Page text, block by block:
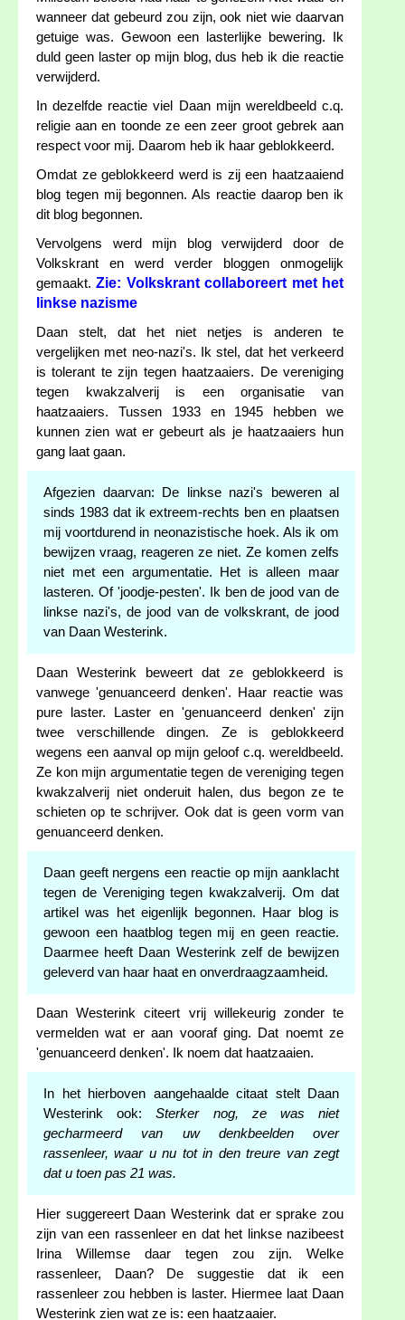
wanneer dat gebeurd zou zijn, ook niet wie daarvan
getuige was. Gewoon een lasterlijke bewering. Ik
duld geen laster op mijn blog, dus heb ik die reactie
verwijderd.
In dezelfde reactie viel Daan mijn wereldbeeld c.q.
religie aan en toonde ze een zeer groot gebrek aan
respect voor mij. Daarom heb ik haar geblokkeerd.
Omdat ze geblokkeerd werd is zij een haatzaaiend
blog tegen mij begonnen. Als reactie daarop ben ik
dit blog begonnen.
Vervolgens werd mijn blog verwijderd door de
Volkskrant en werd verder bloggen onmogelijk
gemaakt.Zie: Volkskrant collaboreert met het
linkse nazisme
Daan stelt, dat het niet netjes is anderen te
vergelijken met neo-nazi's. Ik stel, dat het verkeerd
is tolerant te zijn tegen haatzaaiers. De vereniging
tegen kwakzalverij is een organisatie van
haatzaaiers. Tussen 1933 en 1945 hebben we
kunnen zien wat er gebeurt als je haatzaaiers hun
gang laat gaan.
Afgezien daarvan: De linkse nazi's beweren al
sinds 1983 dat ik extreem-rechts ben en plaatsen
mij voortdurend in neonazistische hoek. Als ik om
bewijzen vraag, reageren ze niet. Ze komen zelfs
niet met een argumentatie. Het is alleen maar
lasteren. Of 'joodje-pesten'. Ik ben de jood van de
linkse nazi's, de jood van de volkskrant, de jood
van Daan Westerink.
Daan Westerink beweert dat ze geblokkeerd is
vanwege 'genuanceerd denken'. Haar reactie was
pure laster. Laster en 'genuanceerd denken' zijn
twee verschillende dingen. Ze is geblokkeerd
wegens een aanval op mijn geloof c.q. wereldbeeld.
Ze kon mijn argumentatie tegen de vereniging tegen
kwakzalverij niet onderuit halen, dus begon ze te
schieten op te schrijver. Ook dat is geen vorm van
genuanceerd denken.
Daan geeft nergens een reactie op mijn aanklacht
tegen de Vereniging tegen kwakzalverij. Om dat
artikel was het eigenlijk begonnen. Haar blog is
gewoon een haatblog tegen mij en geen reactie.
Daarmee heeft Daan Westerink zelf de bewijzen
geleverd van haar haat en onverdraagzaamheid.
Daan Westerink citeert vrij willekeurig zonder te
vermelden wat er aan vooraf ging. Dat noemt ze
'genuanceerd denken'. Ik noem dat haatzaaien.
In het hierboven aangehaalde citaat stelt Daan
Westerink ook:Sterker nog, ze was niet
gecharmeerd van uw denkbeelden over
rassenleer, waar u nu tot in den treure van zegt
dat u toen pas 21 was.
Hier suggereert Daan Westerink dat er sprake zou
zijn van een rassenleer en dat het linkse nazibeest
Irina Willemse daar tegen zou zijn. Welke
rassenleer, Daan? De suggestie dat ik een
rassenleer zou hebben is laster. Hiermee laat Daan
Westerink zien wat ze is: een haatzaaier.